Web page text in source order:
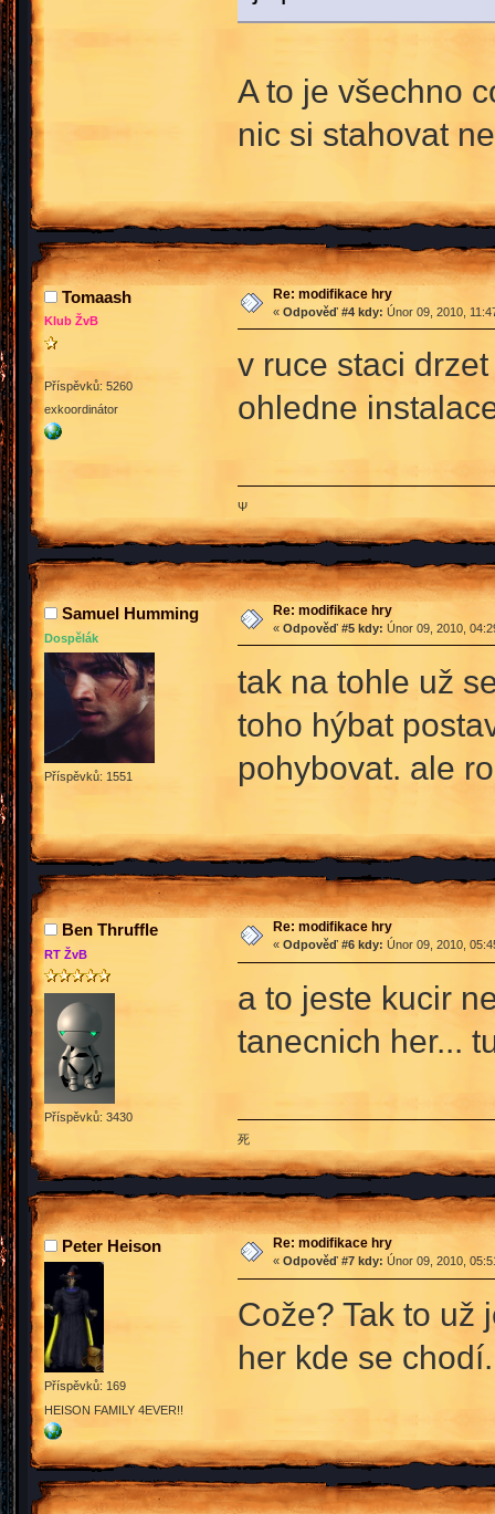
A to je všechno
nic si stahovat
Tomaash
Klub ŽvB
Příspěvků: 5260
exkoordinátor
Re: modifikace hry
« Odpověď #4 kdy: Únor 09, 2010,
v ruce staci
ohledne
Ψ
Samuel Humming
Dospělák
Příspěvků: 1551
Re: modifikace hry
« Odpověď #5 kdy: Únor 09, 2010,
tak na tohle už
toho hýbat
pohybovat. ale
Ben Thruffle
RT ŽvB
Příspěvků: 3430
Re: modifikace hry
« Odpověď #6 kdy: Únor 09, 2010,
a to jeste kucir
tanecnich her...
死
Peter Heison
Příspěvků: 169
HEISON FAMILY 4EVER!!
Re: modifikace hry
« Odpověď #7 kdy: Únor 09, 2010,
Cože? Tak to už
her kde se